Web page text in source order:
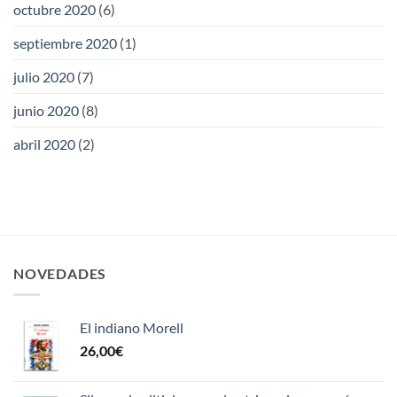
octubre 2020 (6)
septiembre 2020 (1)
julio 2020 (7)
junio 2020 (8)
abril 2020 (2)
NOVEDADES
El indiano Morell
26,00€